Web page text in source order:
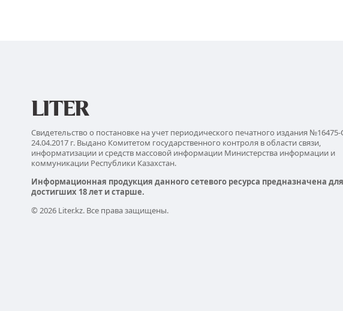
Свидетельство о постановке на учет периодического печатного издания
24.04.2017 г. Выдано Комитетом государственного контроля в области связи,
информатизации и средств массовой информации Министерства информации и
коммуникации Республики Казахстан.
Информационная продукция данного сетевого ресурса предназначена
достигших 18 лет и старше.
© 2026 Liter.kz. Все права защищены.